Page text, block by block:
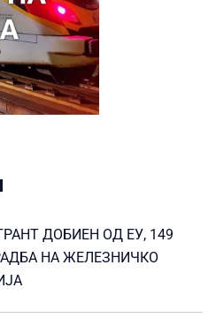
ДОБИЕН ОД ЕУ, 149
НА ЖЕЛЕЗНИЧКО